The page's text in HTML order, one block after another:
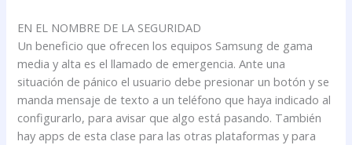
EN EL NOMBRE DE LA SEGURIDAD
Un beneficio que ofrecen los equipos Samsung de gama
media y alta es el llamado de emergencia. Ante una
situación de pánico el usuario debe presionar un botón y se
manda mensaje de texto a un teléfono que haya indicado al
configurarlo, para avisar que algo está pasando. También
hay apps de esta clase para las otras plataformas y para